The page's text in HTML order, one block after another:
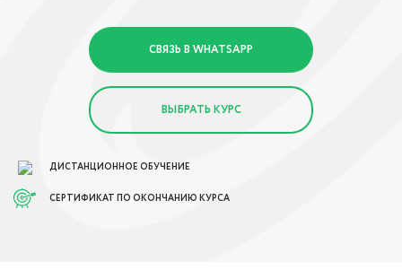
СВЯЗЬ В WHATSAPP
ВЫБРАТЬ КУРС
ДИСТАНЦИОННОЕ ОБУЧЕНИЕ
СЕРТИФИКАТ ПО ОКОНЧАНИЮ КУРСА